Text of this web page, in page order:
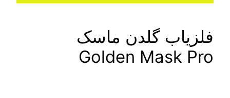
گلدن ماسک
Golden Mask